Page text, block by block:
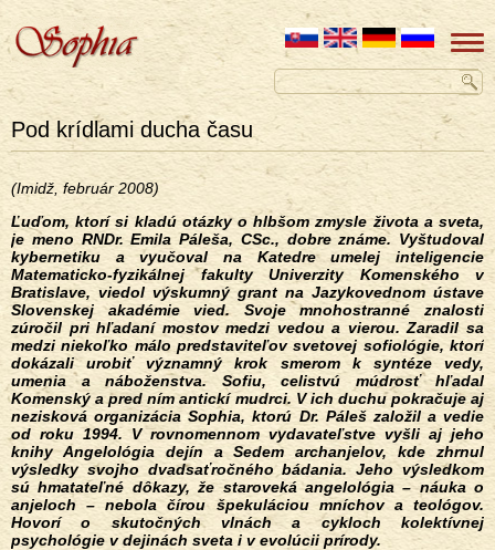
Pod krídlami ducha času
(Imidž, február 2008)
Ľuďom, ktorí si kladú otázky o hlbšom zmysle života a sveta,
je meno RNDr. Emila Páleša, CSc., dobre známe. Vyštudoval
kybernetiku a vyučoval na Katedre umelej inteligencie
Matematicko-fyzikálnej fakulty Univerzity Komenského v
Bratislave, viedol výskumný grant na Jazykovednom ústave
Slovenskej akadémie vied. Svoje mnohostranné znalosti
zúročil pri hľadaní mostov medzi vedou a vierou. Zaradil sa
medzi niekoľko málo predstaviteľov svetovej sofiológie, ktorí
dokázali urobiť významný krok smerom k syntéze vedy,
umenia a náboženstva. Sofiu, celistvú múdrosť hľadal
Komenský a pred ním antickí mudrci. V ich duchu pokračuje aj
nezisková organizácia Sophia, ktorú Dr. Páleš založil a vedie
od roku 1994. V rovnomennom vydavateľstve vyšli aj jeho
knihy Angelológia dejín a Sedem archanjelov, kde zhrnul
výsledky svojho dvadsaťročného bádania. Jeho výsledkom
sú hmatateľné dôkazy, že staroveká angelológia – náuka o
anjeloch – nebola čírou špekuláciou mníchov a teológov.
Hovorí o skutočných vlnách a cykloch kolektívnej
psychológie v dejinách sveta i v evolúcii prírody.